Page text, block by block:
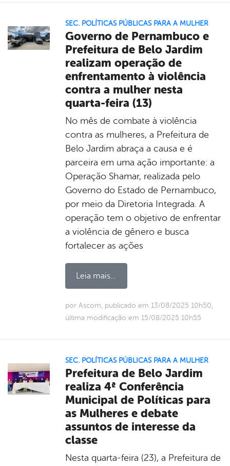
SEC. POLÍTICAS PÚBLICAS PARA A MULHER
Governo de Pernambuco e
Prefeitura de Belo Jardim
realizam operação de
enfrentamento à violência
contra a mulher nesta
quarta-feira (13)
No mês de combate à violência
contra as mulheres, a Prefeitura de
Belo Jardim abraça a causa e é
parceira em uma ação importante: a
Operação Shamar, realizada pelo
Governo do Estado de Pernambuco,
por meio da Diretoria Integrada. A
operação tem o objetivo de enfrentar
a violência de gênero e busca
fortalecer as ações
Leia mais...
por Ascom, publicado em 13/08/2025 10h50,
última modificação em 15/08/2025 10h55
SEC. POLÍTICAS PÚBLICAS PARA A MULHER
Prefeitura de Belo Jardim
realiza 4ª Conferência
Municipal de Políticas para
as Mulheres e debate
assuntos de interesse da
classe
Nesta quarta-feira (23), a Prefeitura de